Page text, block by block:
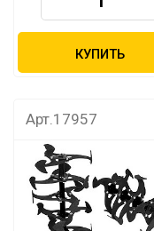
КУПИТЬ
Арт.17957